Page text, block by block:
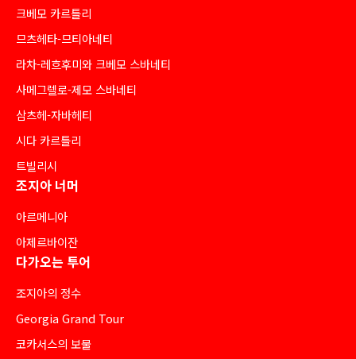
크베모 카르틀리
므츠헤타-므티아네티
라차-레흐후미와 크베모 스바네티
사메그렐로-제모 스바네티
삼츠헤-자바헤티
시다 카르틀리
트빌리시
조지아 너머
아르메니아
아제르바이잔
다가오는 투어
조지아의 정수
Georgia Grand Tour
코카서스의 보물